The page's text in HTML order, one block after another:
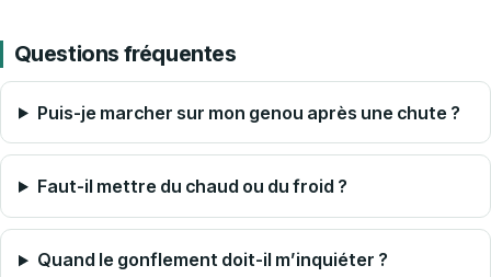
Questions fréquentes
Puis-je marcher sur mon genou après une chute ?
Faut-il mettre du chaud ou du froid ?
Quand le gonflement doit-il m’inquiéter ?